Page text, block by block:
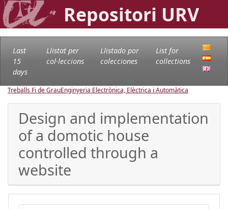
Repositori URV
Last
15
days
Llistat per
col·leccions
Llistado por
colecciones
List for
collections
Treballs Fi de GrauEnginyeria Electrònica, Elèctrica i Automàtica
Design and implementation
of a domotic house
controlled through a
website